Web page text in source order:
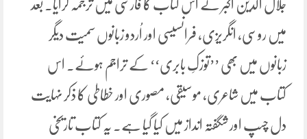
جلال الدین اکبر نے اس کتاب کا فارسی میں ترجمہ کرایا. بعد
میں روسی، انگریزی، فرانسیسی اور اُردو زبانوں سمیت دیگر
زبانوں میں بھی ’’توزکِ بابری‘‘ کے تراجم ہوئے. اس
کتاب میں شاعری، موسیقی، مصوری اور خطاطی کا ذکر نہایت
دل چسپ اور شگفتہ انداز میں کیا گیا ہے. یہ کتاب تاریخی